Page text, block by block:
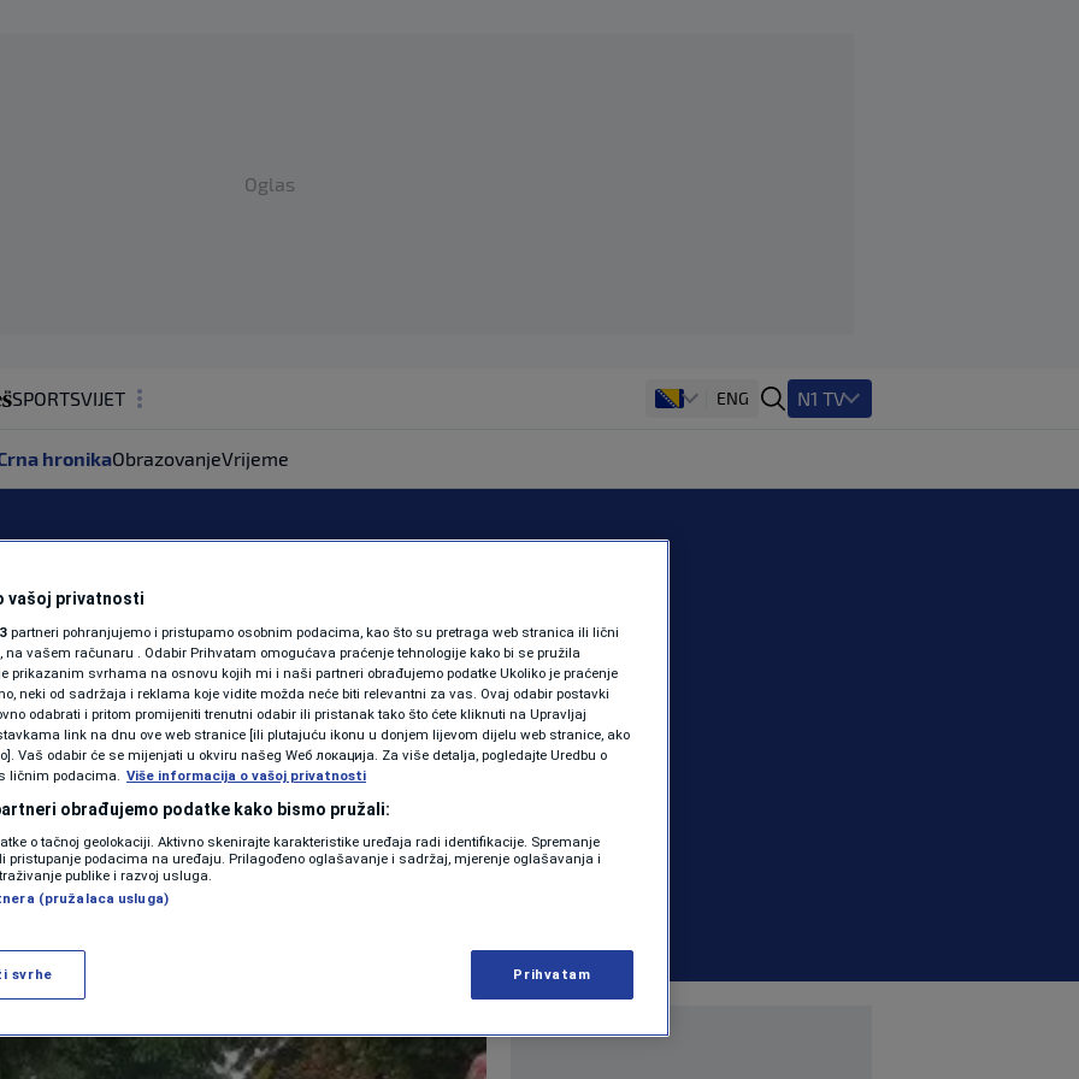
Oglas
SPORTSVIJET
ZDRAVLJE
SHOWBIZ
PODCAST
N1 SPECIJAL
FENOMENI
NEISTRAŽENO
VIRALNO
VIDEO
ENG N1 TV
hronikaObrazovanjeVrijeme
Zvornika,
osumnjičenih za
09:41 09:59 CRNA HRONIKA | 0 komentara
Više
vašoj privatnosti
partneri pohranjujemo i pristupamo osobnim podacima, kao što su pretraga web stranica ili lični
na vašem računaru . Odabir Prihvatam omogućava praćenje tehnologije kako bi se pružila
prikazanim svrhama na osnovu kojih mi i naši partneri obrađujemo podatke Ukoliko je praćenje
neki od sadržaja i reklama koje vidite možda neće biti relevantni za vas. Ovaj odabir postavki
odabrati i pritom promijeniti trenutni odabir ili pristanak tako što ćete kliknuti na Upravljaj
link na dnu ove web stranice [ili plutajuću ikonu u donjem lijevom dijelu web stranice, ako
Vaš odabir će se mijenjati u okviru našeg Wеб локација. Za više detalja, pogledajte Uredbu o
ličnim podacima. Više informacija o vašoj privatnosti
obrađujemo podatke kako bismo pružali:
o tačnoj geolokaciji. Aktivno skenirajte karakteristike uređaja radi identifikacije. Spremanje
pristupanje podacima na uređaju. Prilagođeno oglašavanje i sadržaj, mjerenje oglašavanja i
publike i razvoj usluga.
(pružalaca usluga)
svrhe Prihvatam